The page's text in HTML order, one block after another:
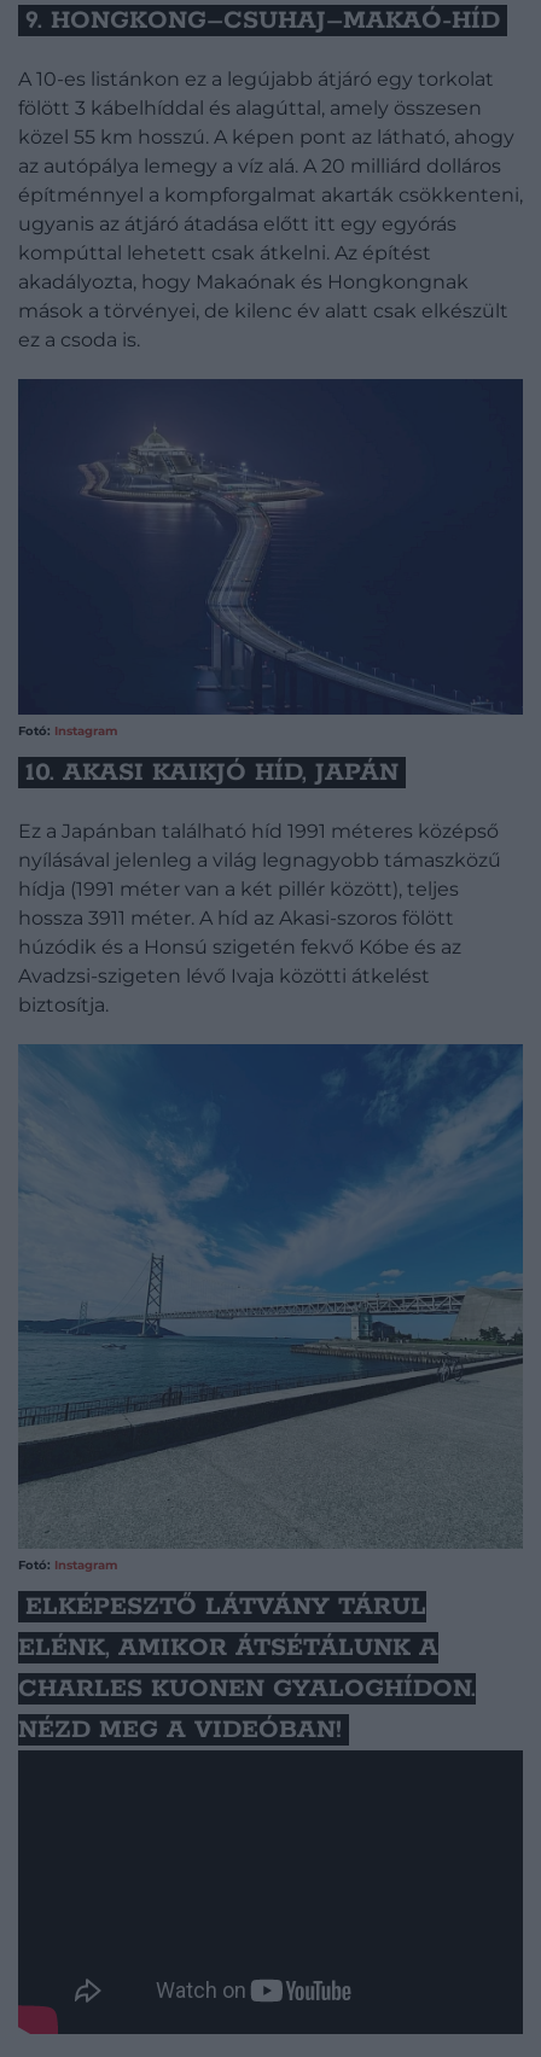
9. HONGKONG–CSUHAJ–MAKAÓ-HÍD
A 10-es listánkon ez a legújabb átjáró egy torkolat
fölött 3 kábelhíddal és alagúttal, amely összesen
közel 55 km hosszú. A képen pont az látható, ahogy
az autópálya lemegy a víz alá. A 20 milliárd dolláros
építménnyel a kompforgalmat akarták csökkenteni,
ugyanis az átjáró átadása előtt itt egy egyórás
kompúttal lehetett csak átkelni. Az építést
akadályozta, hogy Makaónak és Hongkongnak
mások a törvényei, de kilenc év alatt csak elkészült
ez a csoda is.
Fotó: Instagram
10. AKASI KAIKJÓ HÍD, JAPÁN
Ez a Japánban található híd 1991 méteres középső
nyílásával jelenleg a világ legnagyobb támaszközű
hídja (1991 méter van a két pillér között), teljes
hossza 3911 méter. A híd az Akasi-szoros fölött
húzódik és a Honsú szigetén fekvő Kóbe és az
Avadzsi-szigeten lévő Ivaja közötti átkelést
biztosítja.
Fotó: Instagram
ELKÉPESZTŐ LÁTVÁNY TÁRUL
ELÉNK, AMIKOR ÁTSÉTÁLUNK A
CHARLES KUONEN GYALOGHÍDON.
NÉZD MEG A VIDEÓBAN!